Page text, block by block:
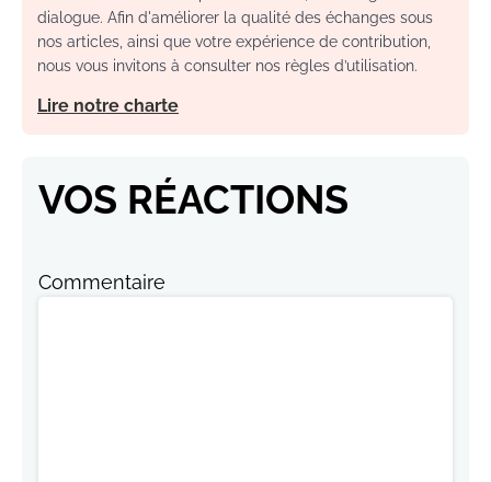
dialogue. Afin d'améliorer la qualité des échanges sous
nos articles, ainsi que votre expérience de contribution,
nous vous invitons à consulter nos règles d’utilisation.
Lire notre charte
VOS RÉACTIONS
Commentaire